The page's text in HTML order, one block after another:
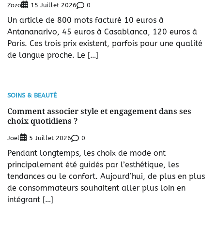
Zozo 15 Juillet 2026 0
Un article de 800 mots facturé 10 euros à
Antananarivo, 45 euros à Casablanca, 120 euros à
Paris. Ces trois prix existent, parfois pour une qualité
de langue proche. Le […]
SOINS & BEAUTÉ
Comment associer style et engagement dans ses
choix quotidiens ?
Joel 5 Juillet 2026 0
Pendant longtemps, les choix de mode ont
principalement été guidés par l’esthétique, les
tendances ou le confort. Aujourd’hui, de plus en plus
de consommateurs souhaitent aller plus loin en
intégrant […]